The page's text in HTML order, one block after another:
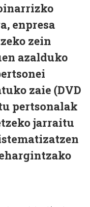
enpresa
zein
azalduko
zaie (DVD
pertsonalak
jarraitu